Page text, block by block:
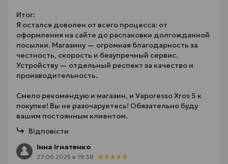
Итог:
Я остался доволен от всего процесса: от
оформления на сайте до распаковки долгожданной
посылки. Магазину — огромная благодарность за
честность, скорость и безупречный сервис.
Устройству — отдельный респект за качество и
производительность.
Смело рекомендую и магазин, и Vaporesso Xros 5 к
покупке! Вы не разочаруетесь! Обязательно буду
вашим постоянным клиентом.
Відповісти
Інна Ігнатенко
27.06.2025 в 19:38